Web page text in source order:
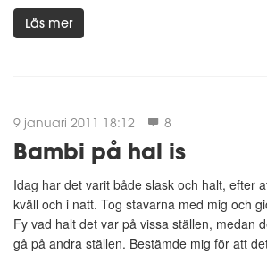
Läs mer
9 januari 2011 18:12 8
Bambi på hal is
Idag har det varit både slask och halt, efter
kväll och i natt. Tog stavarna med mig och
Fy vad halt det var på vissa ställen, medan
gå på andra ställen. Bestämde mig för att